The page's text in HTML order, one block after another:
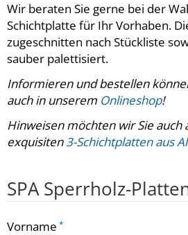
Wir beraten Sie gerne bei der
Schichtplatte für Ihr Vorhaben.
zugeschnitten nach Stückliste
sauber palettisiert.
Informieren und bestellen
auch in unserem Onlineshop!
Hinweisen möchten wir Sie
exquisiten3-Schichtplatten aus
SPA Sperrholz-
Vorname *